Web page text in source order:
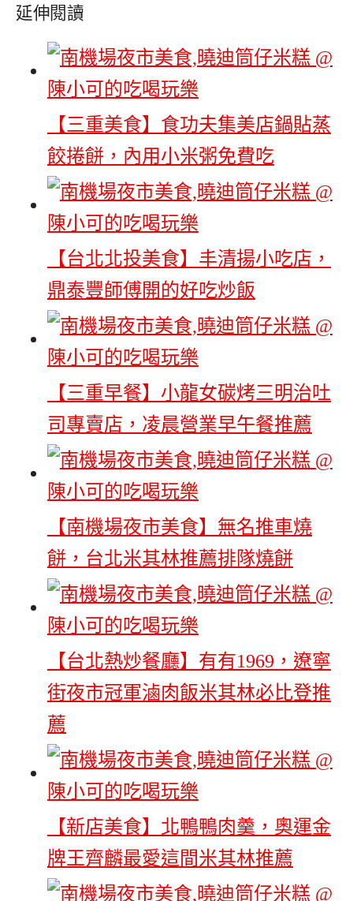
延伸閱讀
【三重美食】食功夫集美店鍋貼蒸
餃捲餅，內用小米粥免費吃
【台北北投美食】丰清揚小吃店，
鼎泰豐師傅開的好吃炒飯
【三重早餐】小龍女碳烤三明治吐
司專賣店，凌晨營業早午餐推薦
【南機場夜市美食】無名推車燒
餅，台北米其林推薦排隊燒餅
【台北熱炒餐廳】有有1969，遼寧
街夜市冠軍滷肉飯米其林必比登推
薦
【新店美食】北鴨鴨肉羹，奧運金
牌王齊麟最愛這間米其林推薦